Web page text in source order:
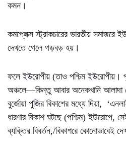
কমন।
কমপ্লেক্স স্ট্রাকচারের ভারতীয় সমাজরে
দেখতে গেলে গড়বড় হয়।
ফলে ইউরোপীয় (তাও পশ্চিম ইউরোপীয়।
অঞ্চলে—কিন্তু আবার অনেকখানি আলাদা
বুর্জোয়া পুজির বিকাশের মধ্যে দিয়া,
ধারণার বিকাশ ঘটছে (পশ্চিম) ইউরোপে,
ব্যক্তির বিবর্তন,/বিকাশরে কোনোভাবেই